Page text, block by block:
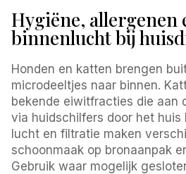
Hygiëne, allergenen
binnenlucht bij
Honden en katten brengen
microdeeltjes naar binnen.
bekende eiwitfracties die aan
via huidschilfers door het huis
lucht en filtratie maken
schoonmaak op bronaanpak
Gebruik waar mogelijk